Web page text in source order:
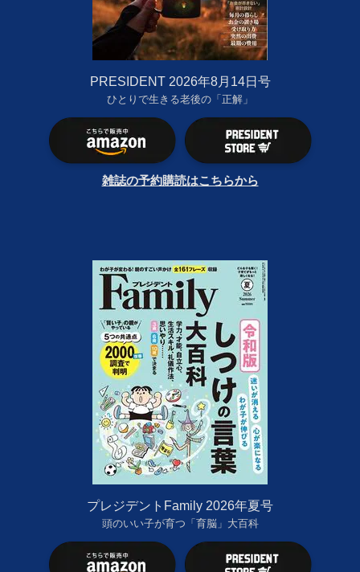
PRESIDENT 2026年8月14日号
ひとりで生きる老後の「正解」
雑誌の予約購読はこちらから
プレジデントFamily 2026年夏号
頭のいい子が育つ「育脳」大百科